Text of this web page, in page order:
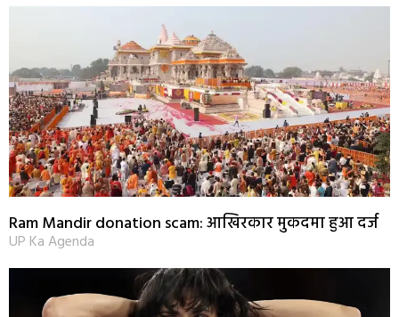
Ram Mandir donation scam: आखिरकार मुकदमा हुआ दर्ज
UP Ka Agenda